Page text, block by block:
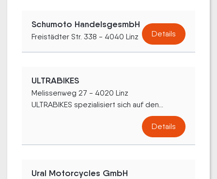
Schumoto HandelsgesmbH
Freistädter Str. 338 - 4040 Linz Details
ULTRABIKES
Melissenweg 27 - 4020 Linz
ULTRABIKES spezialisiert sich auf den...
Details
Ural Motorcycles GmbH